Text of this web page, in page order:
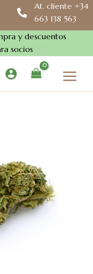
At. cliente +34
663 138 563
y descuentos
socios